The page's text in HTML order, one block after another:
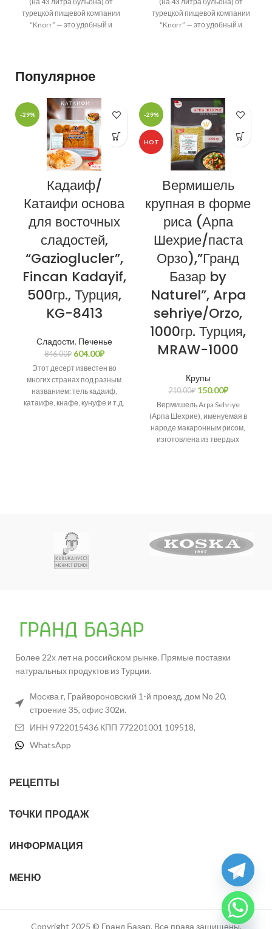
турецкой пищевой компании
“Knorr” — это удобный и
турецкой пищевой компании
“Knorr” — это удобный и
Популярное
-29%
Кадаиф/
Катаифи основа
для восточных
сладостей,
“Gazioglucler”,
Fincan Kadayif,
500гр., Турция,
KG-8413
Сладости, Печенье
846.00₽ 604.00₽
Этот десерт известен во
многих странах под разным
названием: тель кадаиф,
катаифе, кнафе, кунуфе и т.д.
-29%
HOT
Вермишель
крупная в форме
риса (Арпа
Шехрие/паста
Орзо),”Гранд
Базар by
Naturel”, Arpa
sehriye/Orzo,
1000гр. Турция,
MRAW-1000
Крупы
210.00₽ 150.00₽
Вермишель Arpa Sehriye
(Арпа Шехрие), именуемая в
народе макаронным рисом,
изготовлена из твердых
Более 22х лет на российском рынке. Прямые поставки
натуральных продуктов из Турции.
Москва г, Грайвороновский 1-й проезд, дом No 20,
строение 35, офис 302и.
ИНН 9722015436 КПП 772201001 109518,
WhatsApp
РЕЦЕПТЫ
ТОЧКИ ПРОДАЖ
ИНФОРМАЦИЯ
МЕНЮ
Copyright 2025 © Гранд Базар. Все права защищены.
Hide
chaty